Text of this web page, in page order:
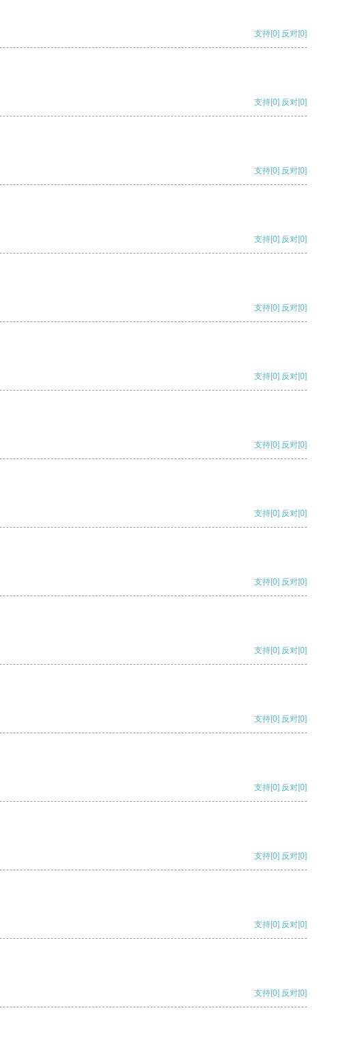
支持[0] 反对[0]
支持[0] 反对[0]
支持[0] 反对[0]
支持[0] 反对[0]
支持[0] 反对[0]
支持[0] 反对[0]
支持[0] 反对[0]
支持[0] 反对[0]
支持[0] 反对[0]
支持[0] 反对[0]
支持[0] 反对[0]
支持[0] 反对[0]
支持[0] 反对[0]
支持[0] 反对[0]
支持[0] 反对[0]